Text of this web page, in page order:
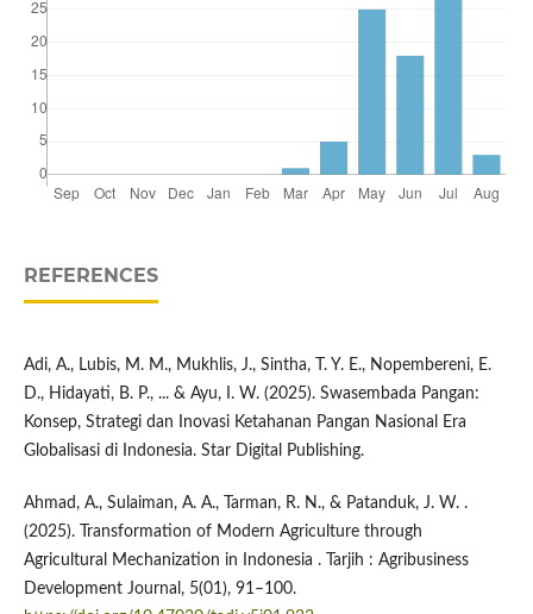
REFERENCES
Adi, A., Lubis, M. M., Mukhlis, J., Sintha, T. Y. E., Nopembereni, E.
D., Hidayati, B. P., ... & Ayu, I. W. (2025). Swasembada Pangan:
Konsep, Strategi dan Inovasi Ketahanan Pangan Nasional Era
Globalisasi di Indonesia. Star Digital Publishing.
Ahmad, A., Sulaiman, A. A., Tarman, R. N., & Patanduk, J. W. .
(2025). Transformation of Modern Agriculture through
Agricultural Mechanization in Indonesia . Tarjih : Agribusiness
Development Journal, 5(01), 91–100.